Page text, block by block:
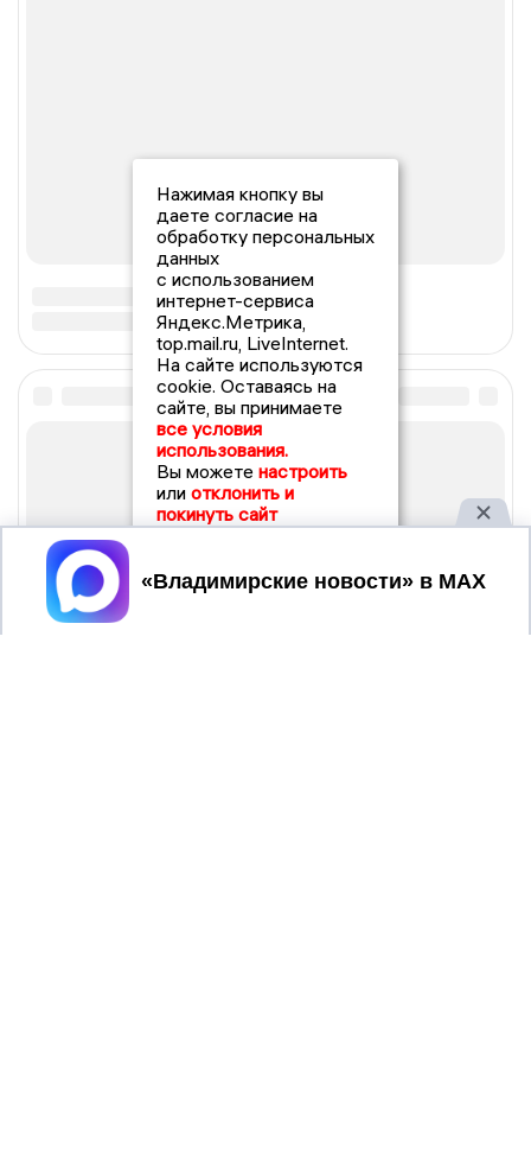
Нажимая кнопку вы
даете согласие на
обработку персональных
данных
с использованием
интернет-сервиса
Яндекс.Метрика,
top.mail.ru, LiveInternet.
На сайте используются
cookie. Оставаясь на
сайте, вы принимаете
все условия
использования.
Вы можете настроить
или отклонить и
покинуть сайт
Принять